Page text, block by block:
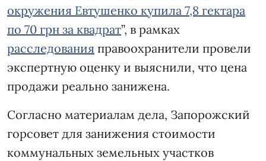
окружения Евтушенко купила 7,8 гектара
по 70 грн за квадрат”, в рамках
расследования правоохранители провели
экспертную оценку и выяснили, что цена
продажи реально занижена.
Согласно материалам дела, Запорожский
горсовет для занижения стоимости
коммунальных земельных участков